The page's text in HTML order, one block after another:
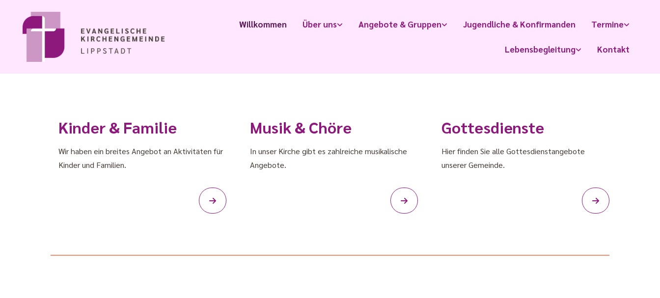
Willkommen Über uns Angebote & Gruppen Jugendliche & Konfirmanden Termine
Lebensbegleitung Kontakt
Kinder & Familie
Wir haben ein breites Angebot an Aktivitäten für
Kinder und Familien.
Musik & Chöre
In unser Kirche gibt es zahlreiche musikalische
Angebote.
Gottesdienste
Hier finden Sie alle Gottesdienstangebote
unserer Gemeinde.